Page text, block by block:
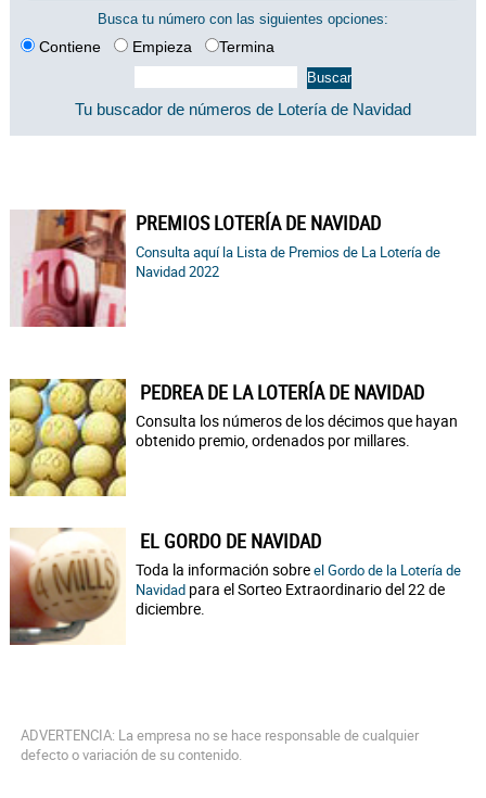
Busca tu número con las siguientes opciones:
Contiene Empieza Termina
Tu buscador de números de Lotería de Navidad
PREMIOS LOTERÍA DE NAVIDAD
Consulta aquí la Lista de Premios de La Lotería de
Navidad 2022
PEDREA DE LA LOTERÍA DE NAVIDAD
Consulta los números de los décimos que hayan
obtenido premio, ordenados por millares.
EL GORDO DE NAVIDAD
Toda la información sobreel Gordo de la Lotería de
Navidad para el Sorteo Extraordinario del 22 de
diciembre.
ADVERTENCIA: La empresa no se hace responsable de cualquier
defecto o variación de su contenido.